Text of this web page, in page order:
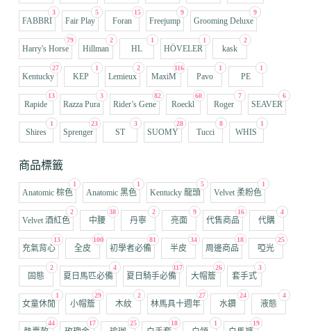
3
FABBRI
5
Fair Play
15
Foran
9
Freejump
9
Grooming Deluxe
79
Harry's Horse
2
Hillman
1
HL
1
HÖVELER
2
kask
27
Kentucky
1
KEP
2
Lemieux
116
MaxiM
1
Pavo
1
PE
13
Rapide
3
Razza Pura
82
Rider’s Gene
60
Roeckl
7
Roger
6
SEAVER
1
Shires
23
Sprenger
3
ST
28
SUOMY
8
Tucci
1
WHIS
商品標籤
1
Anatomic 棕色
1
Anatomic 黑色
5
Kentucky 龍頭
1
Velvet 柔粉色
2
Velvet 酒紅色
38
中腰
2
丹寧
9
亮面
16
代售商品
4
代購
13
充氣背心
100
全皮
81
初學者必備
34
半皮
18
周邊商品
25
啞光
2
固態
4
夏日馬匹必備
117
夏日騎手必備
26
大帽簷
3
套手式
1
女童休閒
29
小帽簷
2
木紋
27
林馬具十週年
24
水鑽
4
液態
44 17 25 18 1 19